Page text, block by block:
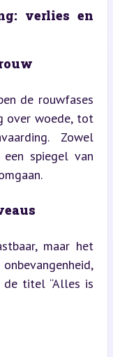
verlies en
de rouwfases
over woede, tot
Zowel
spiegel van
maar het
de titel “Alles is